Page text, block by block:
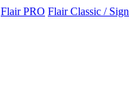
Flair PRO Flair Classic /